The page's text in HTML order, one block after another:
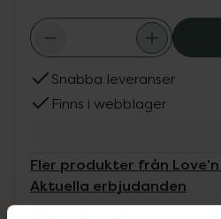
Snabba leveranser
Finns i webblager
Fler produkter från
Aktuella erbjudanden